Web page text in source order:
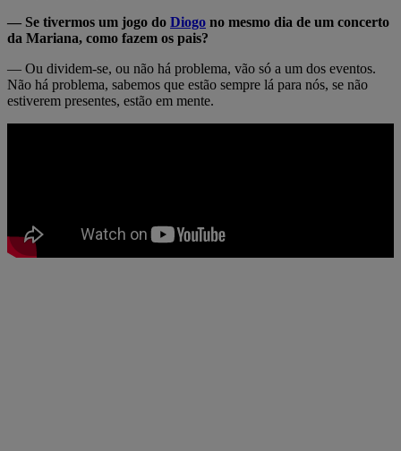
— Se tivermos um jogo do Diogo no mesmo dia de um concerto
da Mariana, como fazem os pais?
— Ou dividem-se, ou não há problema, vão só a um dos eventos.
Não há problema, sabemos que estão sempre lá para nós, se não
estiverem presentes, estão em mente.